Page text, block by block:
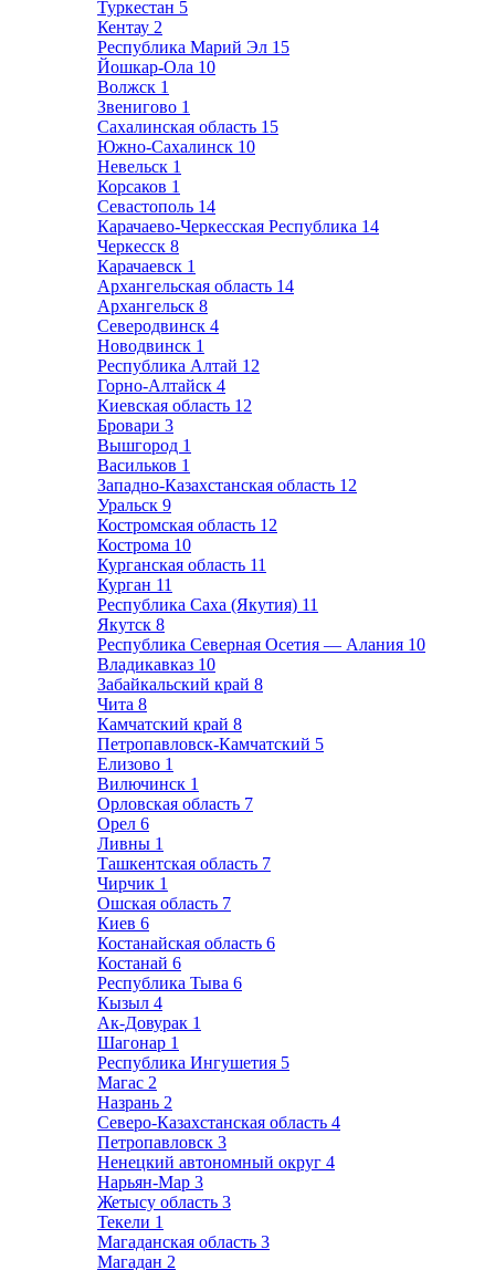
Туркестан 5
Кентау 2
Республика Марий Эл 15
Йошкар-Ола 10
Волжск 1
Звенигово 1
Сахалинская область 15
Южно-Сахалинск 10
Невельск 1
Корсаков 1
Севастополь 14
Карачаево-Черкесская Республика 14
Черкесск 8
Карачаевск 1
Архангельская область 14
Архангельск 8
Северодвинск 4
Новодвинск 1
Республика Алтай 12
Горно-Алтайск 4
Киевская область 12
Бровари 3
Вышгород 1
Васильков 1
Западно-Казахстанская область 12
Уральск 9
Костромская область 12
Кострома 10
Курганская область 11
Курган 11
Республика Саха (Якутия) 11
Якутск 8
Республика Северная Осетия — Алания 10
Владикавказ 10
Забайкальский край 8
Чита 8
Камчатский край 8
Петропавловск-Камчатский 5
Елизово 1
Вилючинск 1
Орловская область 7
Орел 6
Ливны 1
Ташкентская область 7
Чирчик 1
Ошская область 7
Киев 6
Костанайская область 6
Костанай 6
Республика Тыва 6
Кызыл 4
Ак-Довурак 1
Шагонар 1
Республика Ингушетия 5
Магас 2
Назрань 2
Северо-Казахстанская область 4
Петропавловск 3
Ненецкий автономный округ 4
Нарьян-Мар 3
Жетысу область 3
Текели 1
Магаданская область 3
Магадан 2